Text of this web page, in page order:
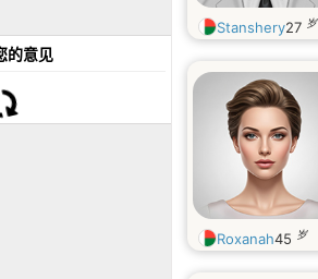
的意见
Stanshery27 岁
Roxanah45 岁